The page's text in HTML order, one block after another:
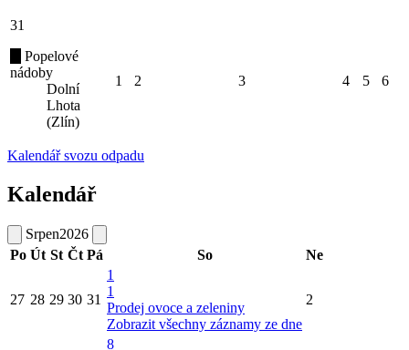
31
Popelové
nádoby
Dolní
Lhota
(Zlín)
1 2 3 4 5 6
Kalendář svozu odpadu
Kalendář
Srpen2026
Po Út St Čt Pá So Ne
27 28 29 30 31
1
1
Prodej ovoce a zeleniny
Zobrazit všechny záznamy ze dne
2
8